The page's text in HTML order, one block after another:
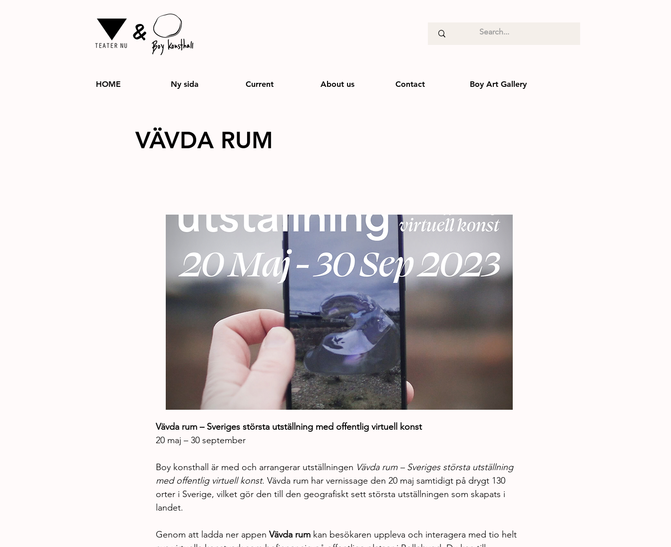
&
HOME Ny sida Current About us Contact Boy Art Gallery
VÄVDA RUM
Vävda rum – Sveriges största utställning med offentlig virtuell konst
20 maj – 30 september
Boy konsthall är med och arrangerar utställningen Vävda rum – Sveriges största utställning
med offentlig virtuell konst. Vävda rum har vernissage den 20 maj samtidigt på drygt 130
orter i Sverige, vilket gör den till den geografiskt sett största utställningen som skapats i
landet.
Genom att ladda ner appen Vävda rum kan besökaren uppleva och interagera med tio helt